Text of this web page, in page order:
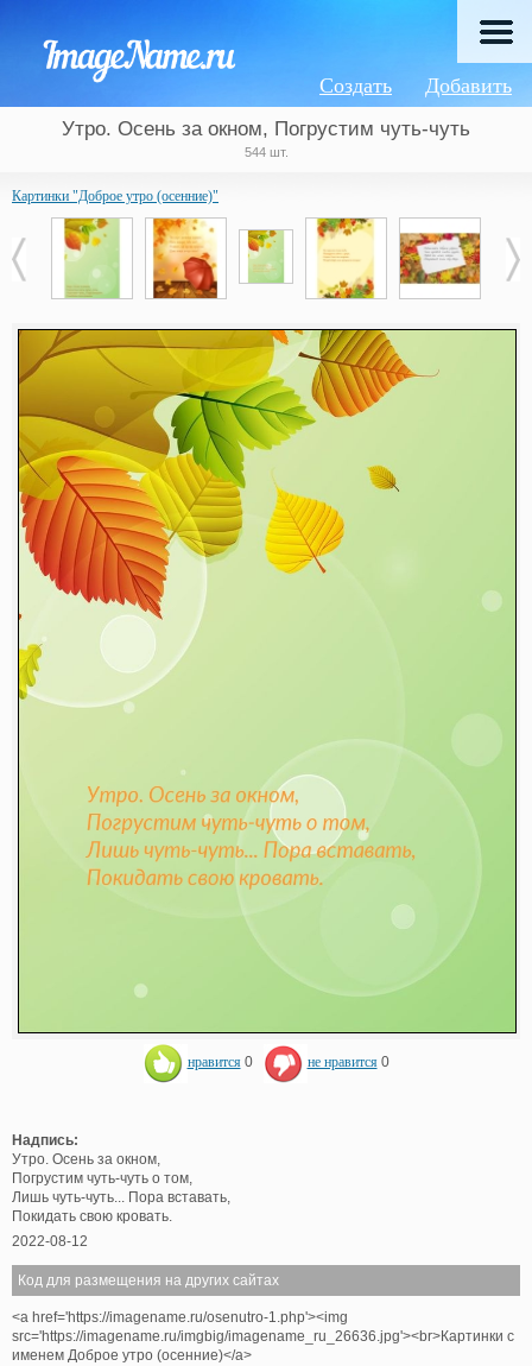
Добавить
Создать
Утро. Осень за окном, Погрустим чуть-чуть
544 шт.
Картинки "Доброе утро (осенние)"
нравится 0 не нравится 0
Надпись:
Утро. Осень за окном,
Погрустим чуть-чуть о том,
Лишь чуть-чуть... Пора вставать,
Покидать свою кровать.
2022-08-12
Код для размещения на других сайтах
<a href='https://imagename.ru/osenutro-1.php'><img
src='https://imagename.ru/imgbig/imagename_ru_26636.jpg'><br>Картинки с
именем Доброе утро (осенние)</a>